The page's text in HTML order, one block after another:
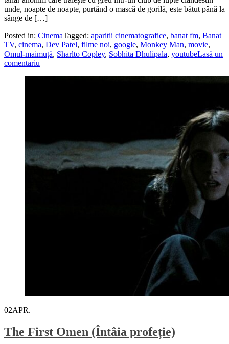
unde, noapte de noapte, purtând o mască de gorilă, este bătut până la
sânge de […]
Posted in: CinemaTagged: aparitii cinematografice, banat fm, Banat
TV, cinema, Dev Patel, filme noi, google, Monkey Man, movie,
Omul-maimuță, Sharlto Copley, Sobhita Dhulipala, youtubeLasă un
comentariu
02APR.
The First Omen (Întâia profeție)